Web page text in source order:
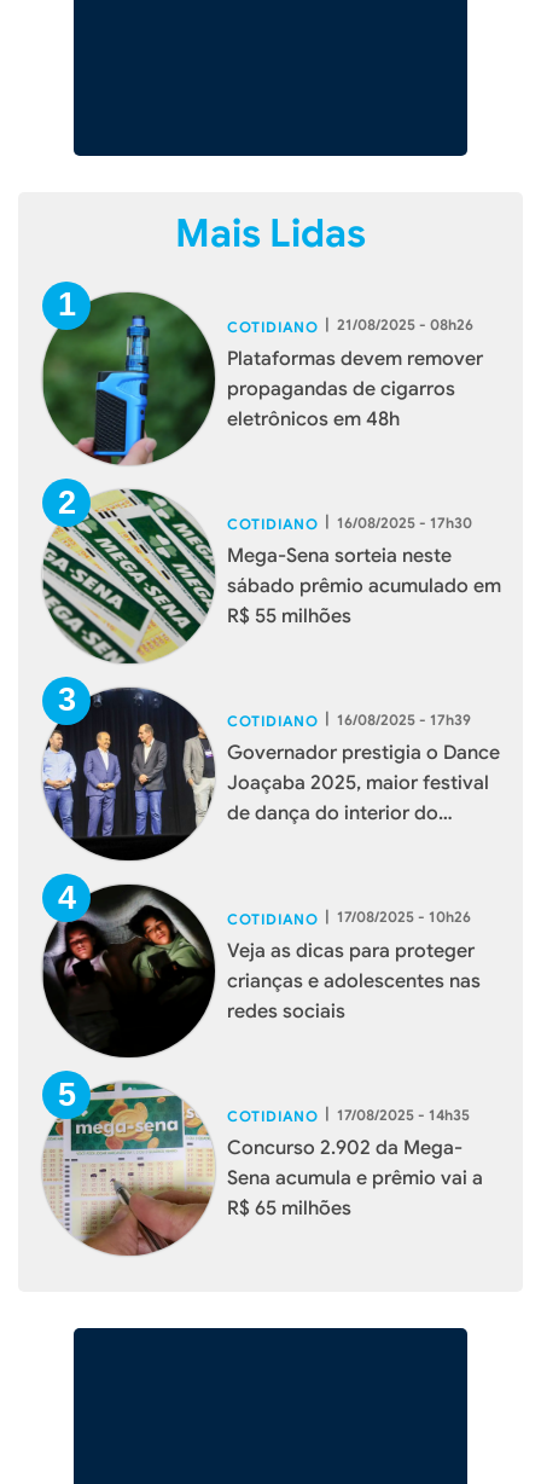
Mais Lidas
COTIDIANO | 21/08/2025 - 08h26
Plataformas devem remover
propagandas de cigarros
eletrônicos em 48h
COTIDIANO | 16/08/2025 - 17h30
Mega-Sena sorteia neste
sábado prêmio acumulado em
R$ 55 milhões
COTIDIANO | 16/08/2025 - 17h39
Governador prestigia o Dance
Joaçaba 2025, maior festival
de dança do interior do
COTIDIANO | 17/08/2025 - 10h26
Veja as dicas para proteger
crianças e adolescentes nas
redes sociais
COTIDIANO | 17/08/2025 - 14h35
Concurso 2.902 da Mega-
Sena acumula e prêmio vai a
R$ 65 milhões